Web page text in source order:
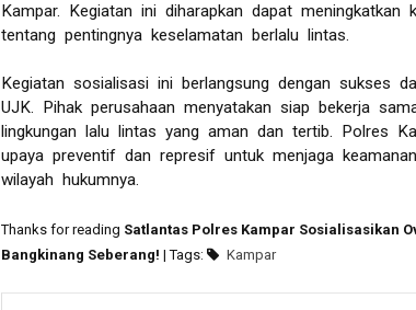
Kampar. Kegiatan ini diharapkan dapat meningkatkan
tentang pentingnya keselamatan berlalu lintas.
Kegiatan sosialisasi ini berlangsung dengan sukses
UJK. Pihak perusahaan menyatakan siap bekerja
lingkungan lalu lintas yang aman dan tertib. Polres
upaya preventif dan represif untuk menjaga
wilayah hukumnya.
Thanks for reading Satlantas Polres Kampar Sosialisasikan
Bangkinang Seberang! | Tags: Kampar